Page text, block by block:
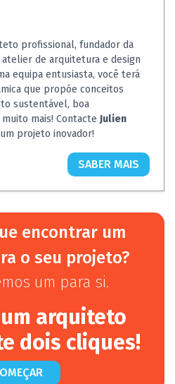
profissional, fundador da
atelier de arquitetura e design
equipa entusiasta, você terá
que propõe conceitos
sustentável, boa
mais! Contacte Julien
projeto inovador!
SABER MAIS
encontrar um
o seu projeto?
um para si.
arquiteto
dois cliques!